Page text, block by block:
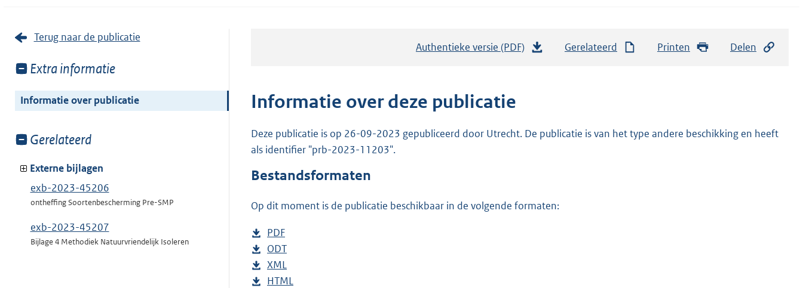
Terug naar de publicatie
Toon
van:
Extra informatie
Informatie over publicatie
Toon
van:
Gerelateerd
Externe bijlagen
exb-2023-45206
ontheffing Soortenbescherming Pre-SMP
exb-2023-45207
Bijlage 4 Methodiek Natuurvriendelijk Isoleren
Authentieke versie (PDF)
n
o
Gerelateerd Printen Delen
Informatie over deze publicatie
Deze publicatie is op 26-09-2023 gepubliceerd door Utrecht. De publicatie is van het type andere beschikking en heeft
als identifier "prb-2023-11203".
Bestandsformaten
Op dit moment is de publicatie beschikbaar in de volgende formaten:
D
o
w
n
PDF
e
s
t
D
o
w
ODT
s
D
o
XML
e
D
HTML